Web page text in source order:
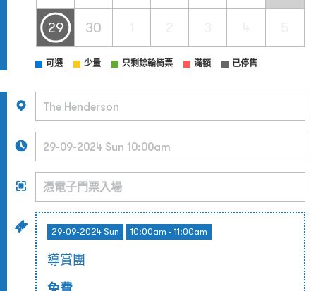
29 30
可選 少量 只剩餘輪椅票 滿額 已停售
29-09-2024 Sun 10:00am - 11:00am
導賞團